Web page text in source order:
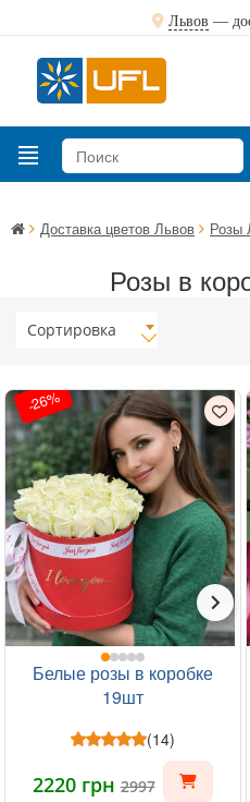
Львов —
Доставка цветов Львов Розы
Розы в
Сортировка
-26%
Белые розы в коробке
19шт
(14)
2220 грн2997